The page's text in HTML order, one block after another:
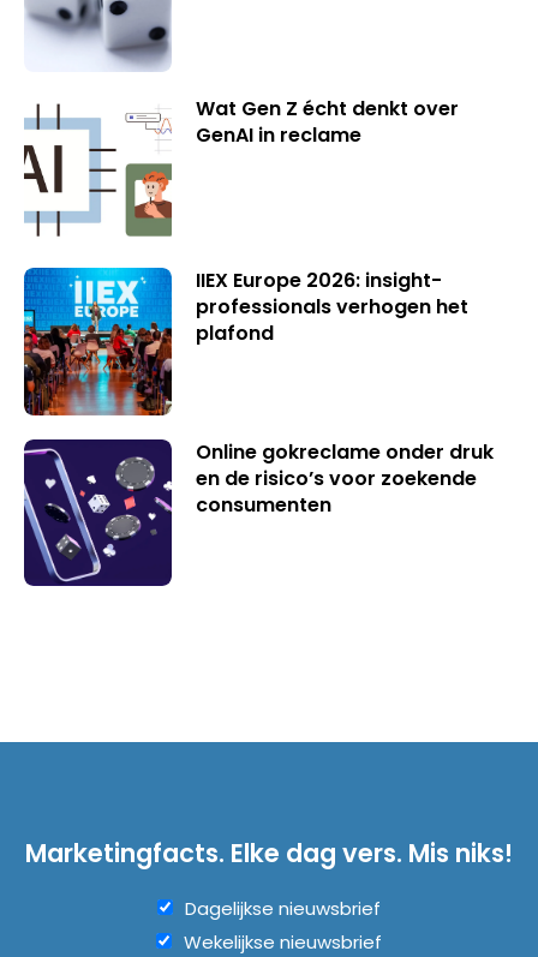
Wat Gen Z écht denkt over
GenAI in reclame
IIEX Europe 2026: insight-
professionals verhogen het
plafond
Online gokreclame onder druk
en de risico’s voor zoekende
consumenten
Marketingfacts. Elke dag vers. Mis niks!
Dagelijkse nieuwsbrief
Wekelijkse nieuwsbrief